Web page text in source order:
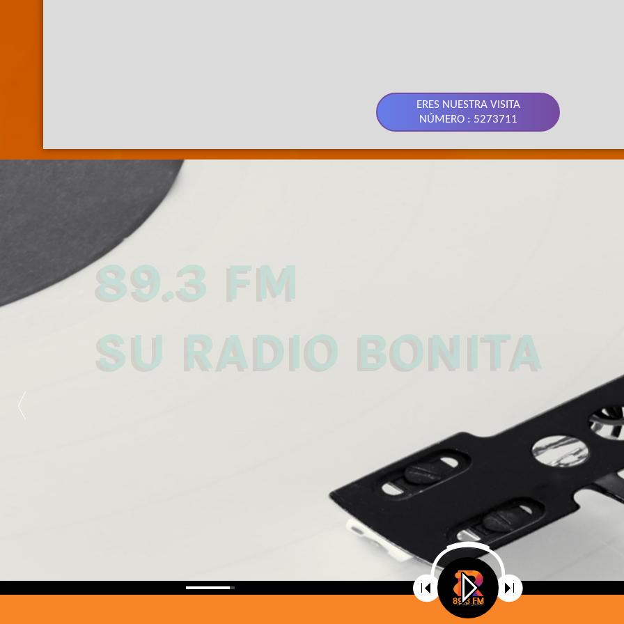
ERES NUESTRA VISITA
NÚMERO : 5273711
89.3 FM
SU RADIO BONITA